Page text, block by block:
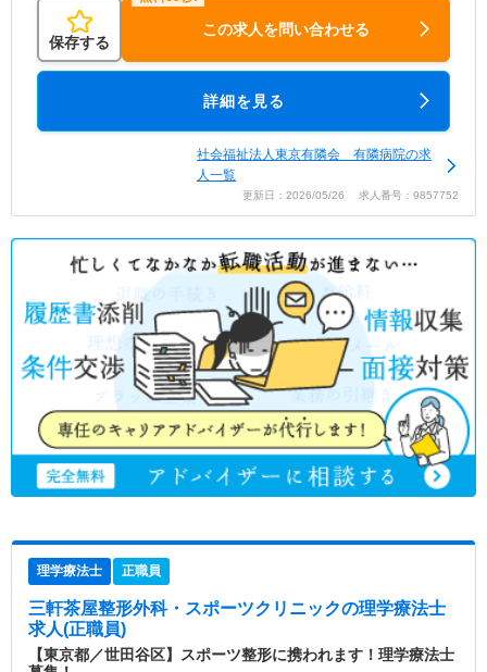
保存する
この求人を問い合わせる
詳細を見る
社会福祉法人東京有隣会 有隣病院の求
人一覧
更新日：2026/05/26 求人番号：9857752
理学療法士 正職員
三軒茶屋整形外科・スポーツクリニックの理学療法士
求人(正職員)
【東京都／世田谷区】スポーツ整形に携われます！理学療法士